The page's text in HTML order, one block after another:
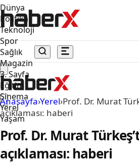
Dünya
Politika
Teknoloji
Spor
Sağlık
Magazin
3. Sayfa
Eğitim
Sinema
Yerel
Yaşam
Anasayfa›Yerel›Prof. Dr. Murat
açıklaması: haberi
Prof. Dr. Murat
açıklaması: haberi